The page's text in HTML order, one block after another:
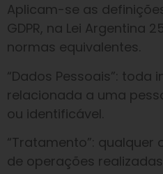
Aplicam-se as
GDPR, na Lei Argentina
normas equivalentes.
“Dados Pessoais”: toda
relacionada a uma
ou identificável.
“Tratamento”:
de operações